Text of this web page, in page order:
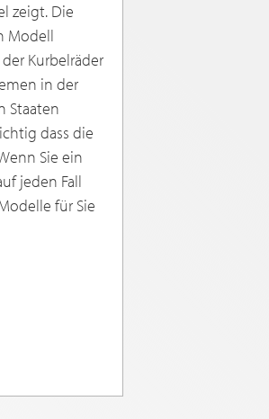
zeigt. Die
Modell
Kurbelräder
in der
Staaten
dass die
Sie ein
jeden Fall
für Sie